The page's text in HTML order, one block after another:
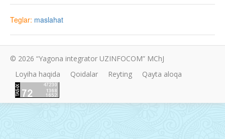
Teglar: maslahat
© 2026 “Yagona integrator UZINFOCOM” MChJ
Loyiha haqida
Qoidalar Reyting Qayta aloqa